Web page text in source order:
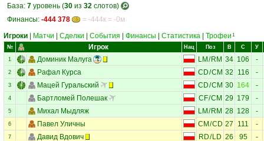
База: 7 уровень (30 из 32 слотов)
Финансы: -444 378
= -444к = -0м
Игроки
Матчи Сделки События Финансы Статистика Трофеи 1
№ Игрок Нац Поз В С У
1 Доминик Малуга LM / RM 34 106 -
2 Рафал Курса CD/CM 32 116 -
3 Мацей Гуральский CD/CM 30 164 -
4 Бартломей Полешак CF/CM 29 179 -
5 Михал Мыдляж LM / RM 28 128 -
6 Павел Уличны CM /CD 27 111 -
7 Давид Вдович RD/ LD 26 95 -